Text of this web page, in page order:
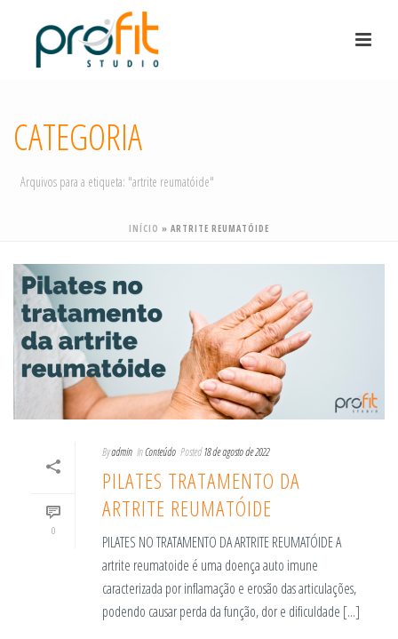
CATEGORIA
Arquivos para a etiqueta: "artrite reumatóide"
INÍCIO » ARTRITE REUMATÓIDE
0
Byadmin InConteúdo Posted18 de agosto de 2022
PILATES TRATAMENTO DA
ARTRITE REUMATÓIDE
PILATES NO TRATAMENTO DA ARTRITE REUMATÓIDE A
artrite reumatoide é uma doença auto imune
caracterizada por inflamação e erosão das articulações,
podendo causar perda da função, dor e dificuldade [...]